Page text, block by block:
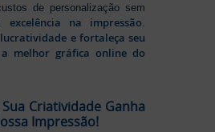
de personalização sem
excelência na impressão
e fortaleça seu
a melhor gráfica online do
Criatividade Ganha
Impressão!